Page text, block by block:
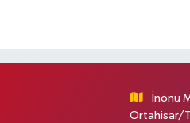
İnönü
Ortahisar/